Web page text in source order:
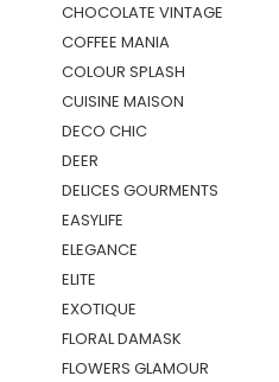
CHOCOLATE VINTAGE
COFFEE MANIA
COLOUR SPLASH
CUISINE MAISON
DECO CHIC
DEER
DELICES GOURMENTS
EASYLIFE
ELEGANCE
ELITE
EXOTIQUE
FLORAL DAMASK
FLOWERS GLAMOUR